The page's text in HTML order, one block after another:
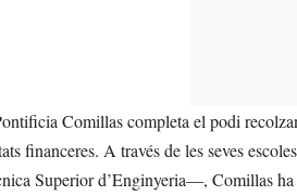
Comillas completa el podi
financeres. A través de les seves
Superior d’Enginyeria—, Comillas